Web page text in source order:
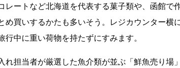
レートなど北海道を代表する菓子類や、函館で
め買いするかたも多いそう。レジカウンター横
中に重い荷物を持たずにすみます。
れ担当者が厳選した魚介類が並ぶ「鮮魚売り場